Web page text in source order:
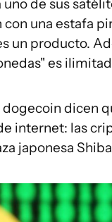
de sus
una estafa
un producto.
es
dogecoin dicen
internet: las
japonesa